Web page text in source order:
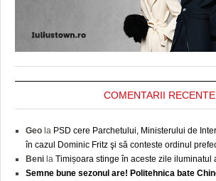
COMENTARII RECENTE
Geo la PSD cere Parchetului, Ministerului de
în cazul Dominic Fritz şi să conteste ordinul
Beni la Timișoara stinge în aceste zile iluminatul
Semne bune sezonul are! Politehnica bate